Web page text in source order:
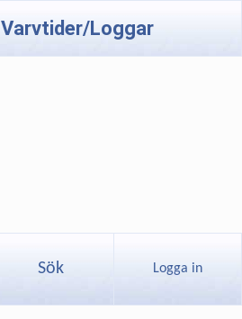
Varvtider/Loggar
Sök Logga in